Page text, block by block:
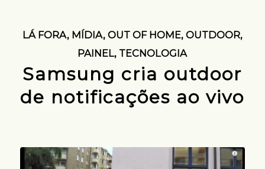
LÁ FORA, MÍDIA, OUT OF HOME, OUTDOOR,
PAINEL, TECNOLOGIA
Samsung cria outdoor
de notificações ao vivo